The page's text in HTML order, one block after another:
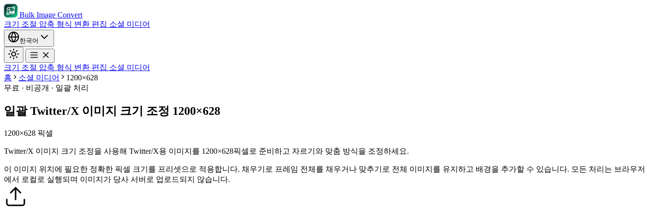
Bulk Image Convert
크기 조절 압축 형식 변환 편집 소셜 미디어
한국어
크기 조절 압축 형식 변환 편집 소셜 미디어
홈
소셜 미디어
1200×628
무료 · 비공개 · 일괄 처리
일괄 Twitter/X 이미지 크기 조정 1200×628
1200×628 픽셀
Twitter/X 이미지 크기 조정을 사용해 Twitter/X용 이미지를 1200×628픽셀로 준비하고 자르기와 맞춤 방식을 조정하세요.
이 이미지 위치에 필요한 정확한 픽셀 크기를 프리셋으로 적용합니다. 채우기로 프레임 전체를 채우거나 맞추기로 전체 이미지를 유지하고 배경을 추가할 수 있습니다. 모든 처리는 브라우저
에서 로컬로 실행되며 이미지가 당사 서버로 업로드되지 않습니다.